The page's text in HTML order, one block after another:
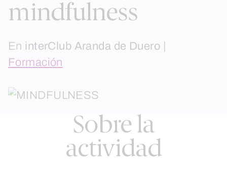
mindfulness
En interClub Aranda de Duero
Formación
Sobre la
actividad